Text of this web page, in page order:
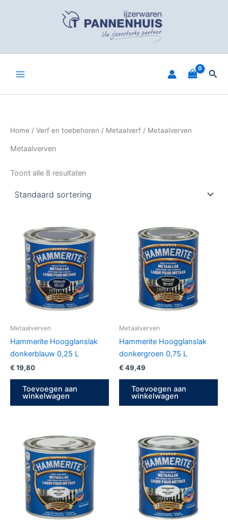
Home / Verf en toebehoren / Metaalverf / Metaalverven
Metaalverven
Toont alle 8 resultaten
Metaalverven
Hammerite Hoogglanslak
donkerblauw 0,25 L
€ 19,80
Toevoegen aan
winkelwagen
Metaalverven
Hammerite Hoogglanslak
donkergroen 0,75 L
€ 49,49
Toevoegen aan
winkelwagen